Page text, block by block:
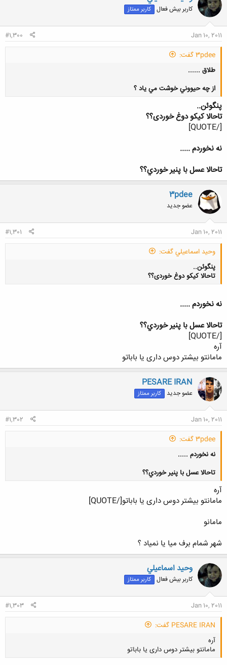
کاربر بیش فعال کاربر ممتاز
Jan 10, 2011
#1,300
3pdee گفت:
طلاق ......
از چه حيووني خوشت مي ياد ؟
پنگوئن..
تاحالا کیکو دوغ خوردی؟؟
[/QUOTE]
نه نخوردم .....
تاحالا عسل با پنير خوردي؟؟
3pdee
عضو جدید
Jan 10, 2011
#1,301
وحيد اسماعيلي گفت:
پنگوئن..
تاحالا کیکو دوغ خوردی؟؟
نه نخوردم .....
تاحالا عسل با پنير خوردي؟؟
[/QUOTE]
آره
مامانتو بیشتر دوس داری یا باباتو
PESARE IRAN
عضو جدید کاربر ممتاز
Jan 10, 2011
#1,302
3pdee گفت:
نه نخوردم .....
تاحالا عسل با پنير خوردي؟؟
آره
مامانتو بیشتر دوس داری یا باباتو[/QUOTE]
مامانو
شهر شمام برف میا یا نمیاد ؟
وحيد اسماعيلي
کاربر بیش فعال کاربر ممتاز
Jan 10, 2011
#1,303
PESARE IRAN گفت:
آره
مامانتو بیشتر دوس داری یا باباتو